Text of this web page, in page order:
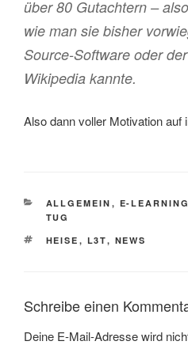
über 80 Gutachtern –
wie man sie bisher
Source-Software oder
Wikipedia kannte.
Also dann voller Motivation auf
KATEGORIEN
ALLGEMEIN , E-LEARNING
TUG
SCHLAGWÖRTER
HEISE , L3T, NEWS
Schreibe einen
Deine E-Mail-Adresse wird